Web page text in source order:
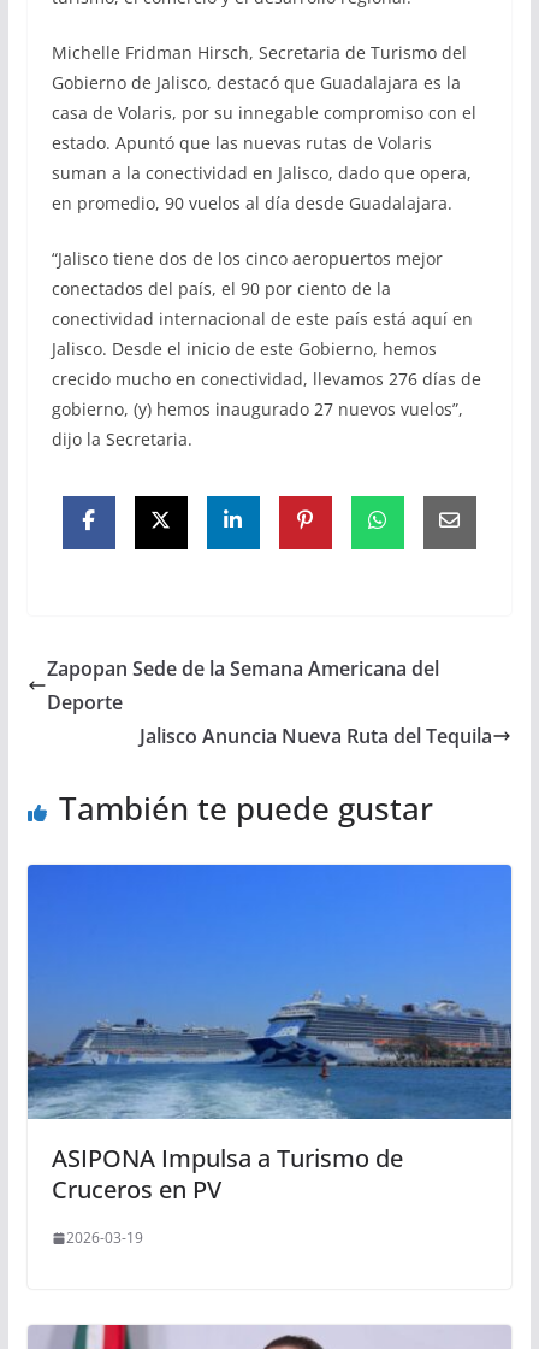
Michelle Fridman Hirsch, Secretaria de Turismo del
Gobierno de Jalisco, destacó que Guadalajara es la
casa de Volaris, por su innegable compromiso con el
estado. Apuntó que las nuevas rutas de Volaris
suman a la conectividad en Jalisco, dado que opera,
en promedio, 90 vuelos al día desde Guadalajara.
“Jalisco tiene dos de los cinco aeropuertos mejor
conectados del país, el 90 por ciento de la
conectividad internacional de este país está aquí en
Jalisco. Desde el inicio de este Gobierno, hemos
crecido mucho en conectividad, llevamos 276 días de
gobierno, (y) hemos inaugurado 27 nuevos vuelos”,
dijo la Secretaria.
Zapopan Sede de la Semana Americana del
Deporte
Jalisco Anuncia Nueva Ruta del Tequila
También te puede gustar
ASIPONA Impulsa a Turismo de
Cruceros en PV
2026-03-19